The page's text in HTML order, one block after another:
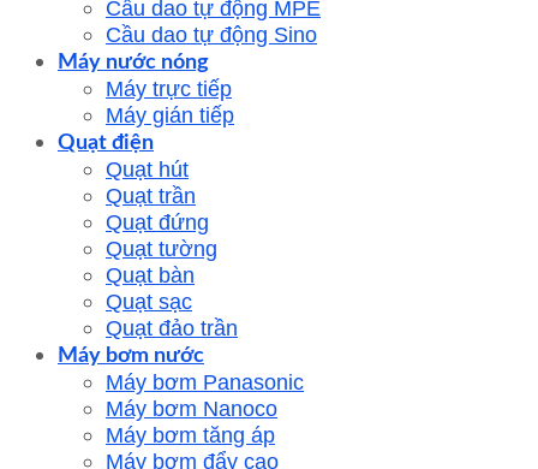
Cầu dao tự động MPE
Cầu dao tự động Sino
Máy nước nóng
Máy trực tiếp
Máy gián tiếp
Quạt điện
Quạt hút
Quạt trần
Quạt đứng
Quạt tường
Quạt bàn
Quạt sạc
Quạt đảo trần
Máy bơm nước
Máy bơm Panasonic
Máy bơm Nanoco
Máy bơm tăng áp
Máy bơm đẩy cao